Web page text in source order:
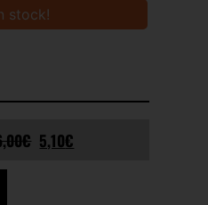
stock!
€ 5,10€